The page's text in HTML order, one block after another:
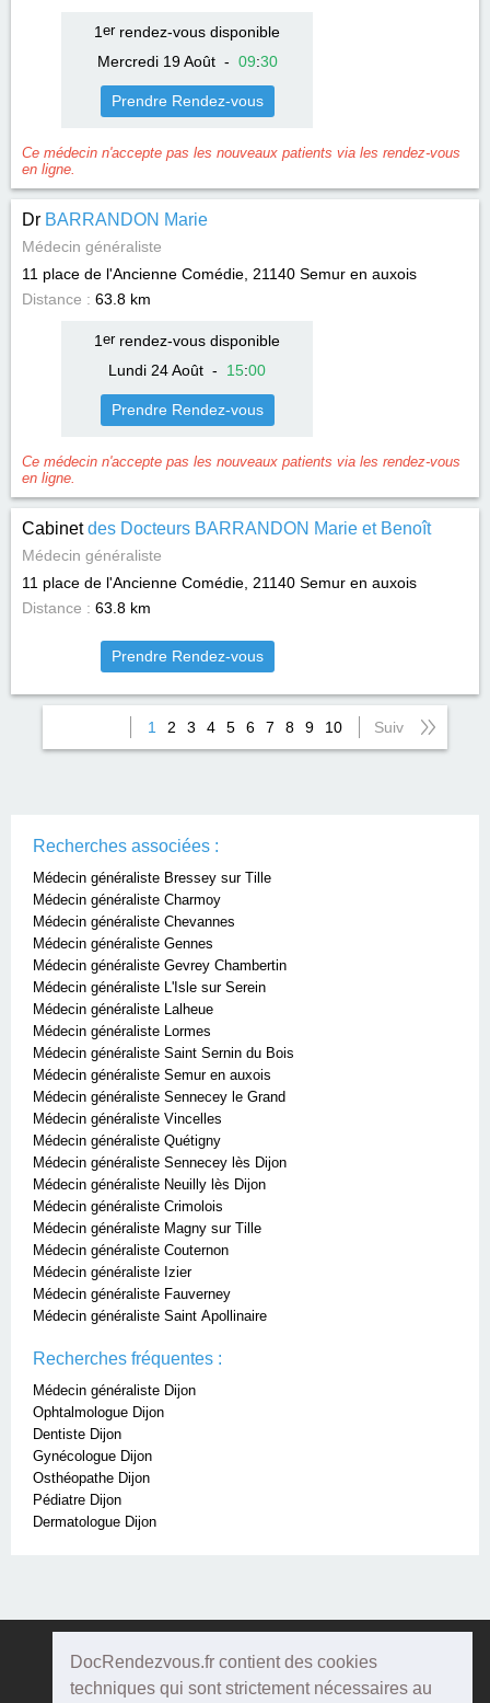
DocRendezvous.fr contient des cookies
techniques qui sont strictement nécessaires au
1 errendez-vous disponible
Mercredi 19 Août- 09:30
Prendre Rendez-vous
Ce médecin n'accepte pas les nouveaux patients via les rendez-vous
en ligne.
Dr BARRANDON Marie
Médecin généraliste
11 place de l'Ancienne Comédie, 21140 Semur en auxois
Distance : 63.8 km
1 errendez-vous disponible
Lundi 24 Août - 15:00
Prendre Rendez-vous
Ce médecin n'accepte pas les nouveaux patients via les rendez-vous
en ligne.
Cabinetdes Docteurs BARRANDON Marie et Benoît
Médecin généraliste
11 place de l'Ancienne Comédie, 21140 Semur en auxois
Distance : 63.8 km
Prendre Rendez-vous
1 2 3 4 5 6 7 8 9 10 Suiv
Recherches associées :
Médecin généraliste Bressey sur Tille
Médecin généraliste Charmoy
Médecin généraliste Chevannes
Médecin généraliste Gennes
Médecin généraliste Gevrey Chambertin
Médecin généraliste L'Isle sur Serein
Médecin généraliste Lalheue
Médecin généraliste Lormes
Médecin généraliste Saint Sernin du Bois
Médecin généraliste Semur en auxois
Médecin généraliste Sennecey le Grand
Médecin généraliste Vincelles
Médecin généraliste Quétigny
Médecin généraliste Sennecey lès Dijon
Médecin généraliste Neuilly lès Dijon
Médecin généraliste Crimolois
Médecin généraliste Magny sur Tille
Médecin généraliste Couternon
Médecin généraliste Izier
Médecin généraliste Fauverney
Médecin généraliste Saint Apollinaire
Recherches fréquentes :
Médecin généraliste Dijon
Ophtalmologue Dijon
Dentiste Dijon
Gynécologue Dijon
Osthéopathe Dijon
Pédiatre Dijon
Dermatologue Dijon
DocRendezvous